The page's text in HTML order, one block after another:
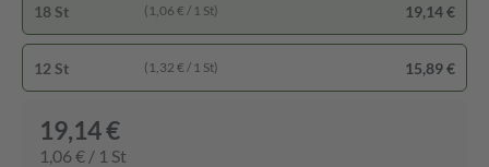
18 St (1,06 € / 1 St) 19,14 €
12 St (1,32 € / 1 St) 15,89 €
19,14 €
1,06 € / 1 St